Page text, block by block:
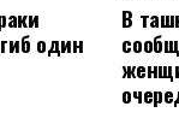
один
В